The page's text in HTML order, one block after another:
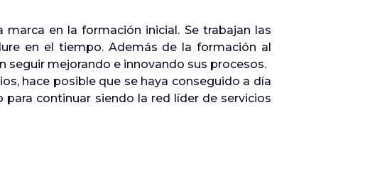
en la formación inicial. Se trabajan las
en el tiempo. Además de la formación al
mejorando e innovando sus procesos.
hace posible que se haya conseguido a día
continuar siendo la red líder de servicios